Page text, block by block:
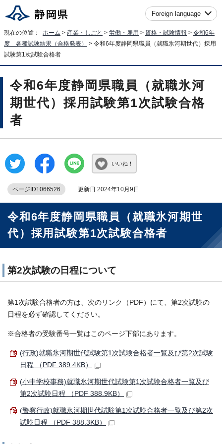
Foreign language
現在の位置： ホーム > 産業・しごと > 労働・雇用 > 資格・試験情報 > 令和6年
度 各種試験結果（合格発表）
> 令和6年度静岡県職員（就職氷河期世代）採用
試験第1次試験合格者
令和6年度静岡県職員（就職氷河
期世代）採用試験第1次試験合格
者
いいね！
ページID1066526 更新日 2024年10月9日
令和6年度静岡県職員（就職氷河期世
代）採用試験第1次試験合格者
第2次試験の日程について
第1次試験合格者の方は、次のリンク（PDF）にて、第2次試験の
日程を必ず確認してください。
※合格者の受験番号一覧はこのページ下部にあります。
(行政)就職氷河期世代試験第1次試験合格者一覧及び第2次試験
日程 （PDF 389.4KB）
(小中学校事務)就職氷河期世代試験第1次試験合格者一覧及び
第2次試験日程 （PDF 388.9KB）
(警察行政)就職氷河期世代試験第1次試験合格者一覧及び第2次
試験日程 （PDF 388.3KB）